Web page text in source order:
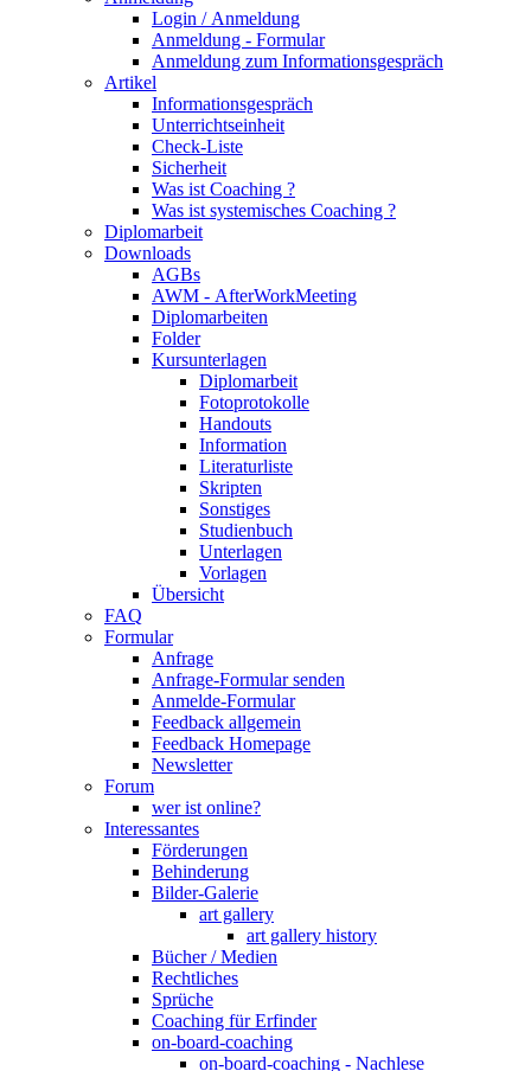
Login / Anmeldung
Anmeldung - Formular
Anmeldung zum Informationsgespräch
Artikel
Informationsgespräch
Unterrichtseinheit
Check-Liste
Sicherheit
Was ist Coaching ?
Was ist systemisches Coaching ?
Diplomarbeit
Downloads
AGBs
AWM - AfterWorkMeeting
Diplomarbeiten
Folder
Kursunterlagen
Diplomarbeit
Fotoprotokolle
Handouts
Information
Literaturliste
Skripten
Sonstiges
Studienbuch
Unterlagen
Vorlagen
Übersicht
FAQ
Formular
Anfrage
Anfrage-Formular senden
Anmelde-Formular
Feedback allgemein
Feedback Homepage
Newsletter
Forum
wer ist online?
Interessantes
Förderungen
Behinderung
Bilder-Galerie
art gallery
art gallery history
Bücher / Medien
Rechtliches
Sprüche
Coaching für Erfinder
on-board-coaching
on-board-coaching - Nachlese